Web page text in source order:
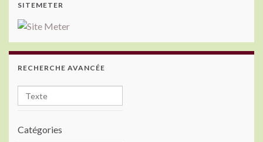
SITEMETER
RECHERCHE AVANCÉE
Catégories